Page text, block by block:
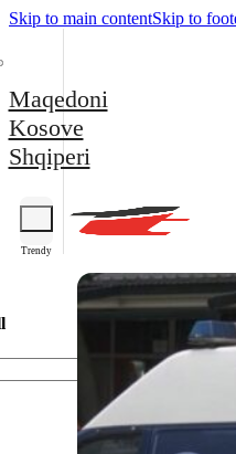
Skip to main contentSkip to
Maqedoni
Kosove
Shqiperi
Trendy